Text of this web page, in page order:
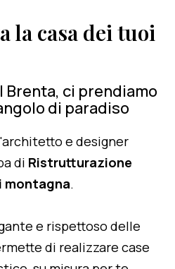
la casa dei tuoi
Brenta, ci prendiamo
di paradiso
e designer
di Ristrutturazione
montagna.
e rispettoso delle
di realizzare case